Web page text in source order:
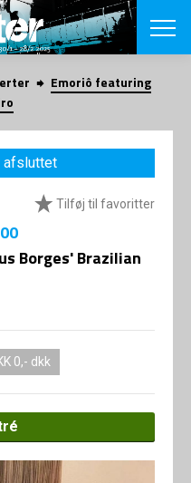
SØG
English
VÆLG
VINTERJAZZ
Temaer
LOCATIONS
App
INFO
Emoriô featuring
afsluttet
Tilføj til favoritter
Borges' Brazilian
0,- dkk